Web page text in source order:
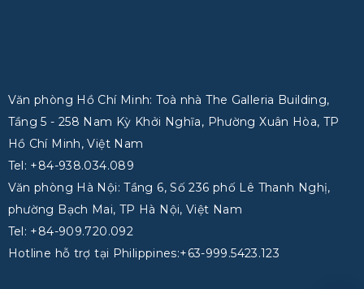
Văn phòng Hồ Chí Minh: Toà nhà The Galleria Building,
Tầng 5 - 258 Nam Kỳ Khởi Nghĩa, Phường Xuân Hòa, TP
Hồ Chí Minh, Việt Nam
Tel: +84-938.034.089
Văn phòng Hà Nội: Tầng 6, Số 236 phố Lê Thanh Nghị,
phường Bạch Mai, TP Hà Nội, Việt Nam
Tel: +84-909.720.092
Hotline hỗ trợ tại Philippines:+63-999.5423.123